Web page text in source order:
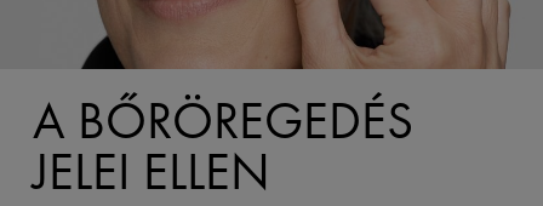
A BŐRÖREGEDÉS
JELEI ELLEN